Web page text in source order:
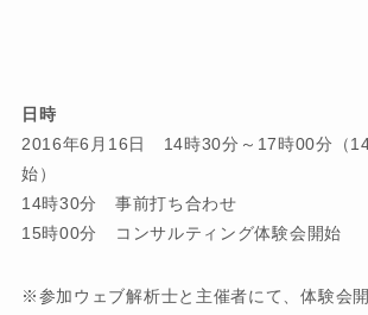
日時
2016年6月16日 14時30分～17時00分（
始）
14時30分 事前打ち合わせ
15時00分 コンサルティング体験会開始
※参加ウェブ解析士と主催者にて、体験会